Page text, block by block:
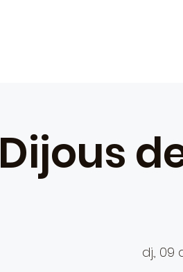
Dijous
dj., 09